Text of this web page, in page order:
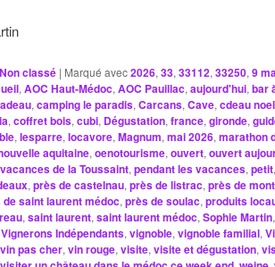
Non classé | Marqué avec2026, 33, 33112, 33250, 9
, AOC Haut-Médoc, AOC Pauillac, aujourd'hui, bar
, camping le paradis, Carcans, Cave, cdeau noel
, coffret bois, cubi, Dégustation, france, gironde,
, lesparre, locavore, Magnum, mai 2026, marathon
aquitaine, oenotourisme, ouvert, ouvert
de la Toussaint, pendant les vacances, petit,
, près de castelnau, près de listrac, près de
de saint laurent médoc, près de soulac, produits
, saint laurent, saint laurent médoc, Sophie Martin,
Vignerons Indépendants, vignoble, vignoble familial,
vin pas cher, vin rouge, visite, visite et dégustation,